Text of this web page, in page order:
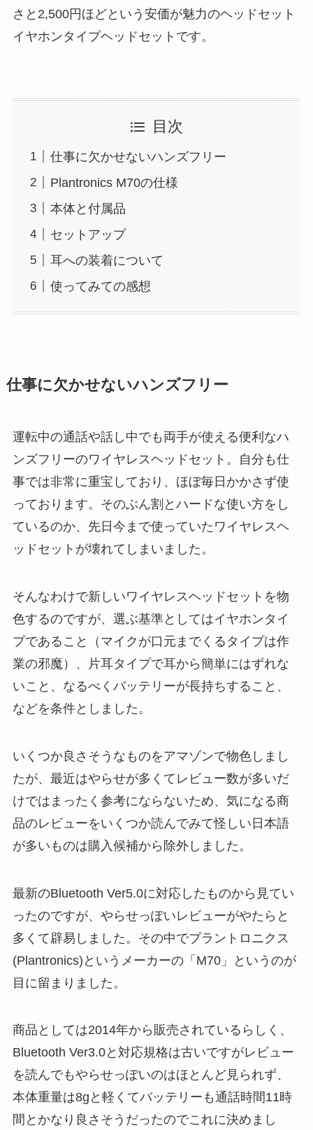
さと2,500円ほどという安価が魅力のヘッドセット
イヤホンタイプヘッドセットです。
目次
仕事に欠かせないハンズフリー
Plantronics M70の仕様
本体と付属品
セットアップ
耳への装着について
使ってみての感想
仕事に欠かせないハンズフリー
運転中の通話や話し中でも両手が使える便利なハ
ンズフリーのワイヤレスヘッドセット。自分も仕
事では非常に重宝しており、ほぼ毎日かかさず使
っております。そのぶん割とハードな使い方をし
ているのか、先日今まで使っていたワイヤレスヘ
ッドセットが壊れてしまいました。
そんなわけで新しいワイヤレスヘッドセットを物
色するのですが、選ぶ基準としてはイヤホンタイ
プであること（マイクが口元までくるタイプは作
業の邪魔）、片耳タイプで耳から簡単にはずれな
いこと、なるべくバッテリーが長持ちすること、
などを条件としました。
いくつか良さそうなものをアマゾンで物色しまし
たが、最近はやらせが多くてレビュー数が多いだ
けではまったく参考にならないため、気になる商
品のレビューをいくつか読んでみて怪しい日本語
が多いものは購入候補から除外しました。
最新のBluetooth Ver5.0に対応したものから見てい
ったのですが、やらせっぽいレビューがやたらと
多くて辟易しました。その中でプラントロニクス
(Plantronics)というメーカーの「M70」というのが
目に留まりました。
商品としては2014年から販売されているらしく、
Bluetooth Ver3.0と対応規格は古いですがレビュー
を読んでもやらせっぽいのはほとんど見られず、
本体重量は8gと軽くてバッテリーも通話時間11時
間とかなり良さそうだったのでこれに決めまし